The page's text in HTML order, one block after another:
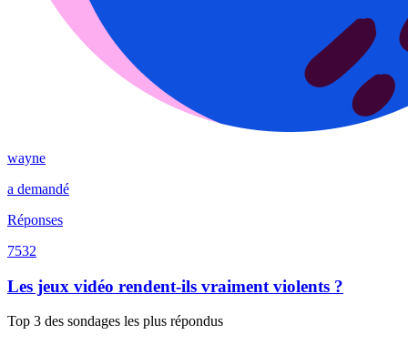
wayne
a demandé
Réponses
7532
Les jeux vidéo rendent-ils vraiment violents ?
Top 3 des sondages les plus répondus